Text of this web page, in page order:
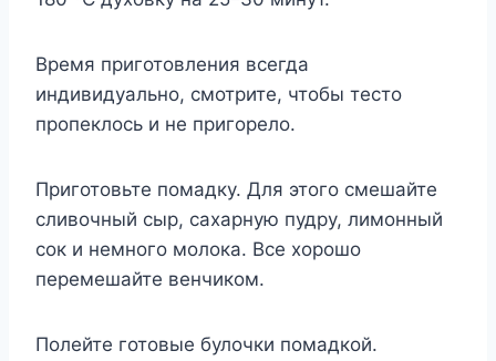
Время приготовления всегда
индивидуально, смотрите, чтобы тесто
пропеклось и не пригорело.
Приготовьте помадку. Для этого смешайте
сливочный сыр, сахарную пудру, лимонный
сок и немного молока. Все хорошо
перемешайте венчиком.
Полейте готовые булочки помадкой.